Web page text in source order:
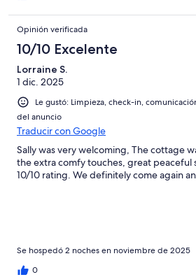
Opinión verificada
10/10 Excelente
Lorraine S.
1 dic. 2025
Le gustó: Limpieza, check-in,
del anuncio
Traducir con Google
Sally was very welcoming, The cottage
the extra comfy touches, great
10/10 rating. We definitely come again
Se hospedó 2 noches en noviembre de 2025
0